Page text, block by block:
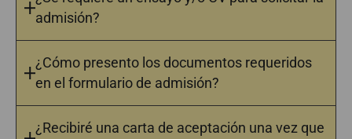
admisión?
¿Cómo presento los documentos requeridos
en el formulario de admisión?
¿Recibiré una carta de aceptación una vez que